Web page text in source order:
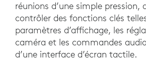
réunions d’une simple pression,
contrôler des fonctions clés
paramètres d’affichage, les
caméra et les commandes
d’une interface d’écran tactile.